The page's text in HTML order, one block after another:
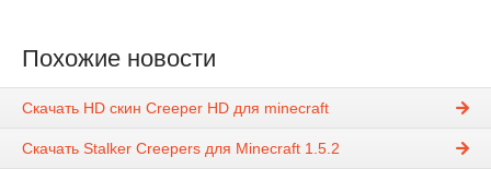
Похожие новости
Скачать HD скин Creeper HD для minecraft
Скачать Stalker Creepers для Minecraft 1.5.2